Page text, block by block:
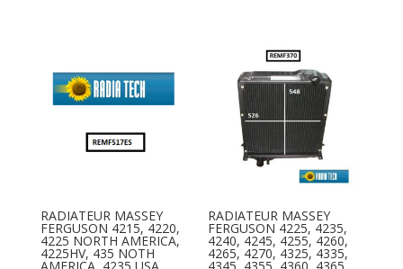
RADIATEUR MASSEY
FERGUSON 4215, 4220,
4225 NORTH AMERICA,
4225HV, 435 NOTH
RADIATEUR MASSEY
FERGUSON 4225, 4235,
4240, 4245, 4255, 4260,
4265, 4270, 4325, 4335,